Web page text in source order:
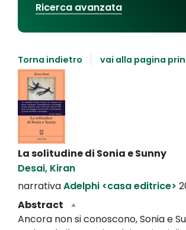
Ricerca avanzata
Torna indietro vai alla pagina
Dettaglio
del
documento
La solitudine di Sonia e Sunny
Desai, Kiran
narrativaAdelphi <casa editrice>
Abstract
Ancora non si conoscono, Sonia e